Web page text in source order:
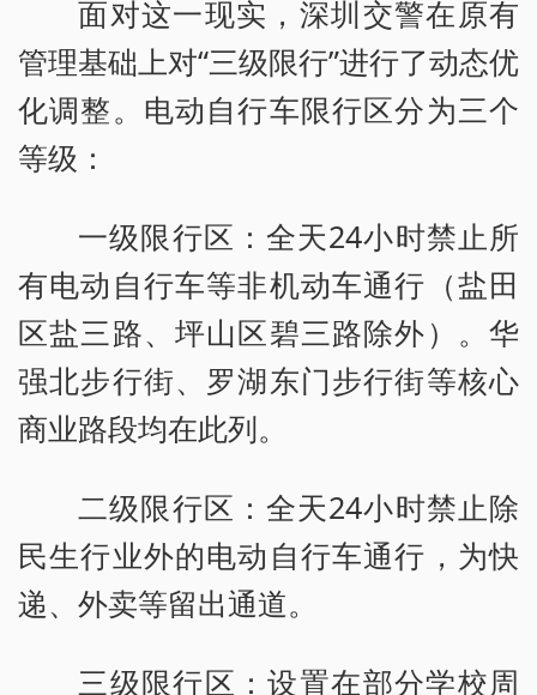
面对这一现实，深圳交警在原有
管理基础上对“三级限行”进行了动态优
化调整。电动自行车限行区分为三个
等级：
一级限行区：全天24小时禁止所
有电动自行车等非机动车通行（盐田
区盐三路、坪山区碧三路除外）。华
强北步行街、罗湖东门步行街等核心
商业路段均在此列。
二级限行区：全天24小时禁止除
民生行业外的电动自行车通行，为快
递、外卖等留出通道。
三级限行区：设置在部分学校周